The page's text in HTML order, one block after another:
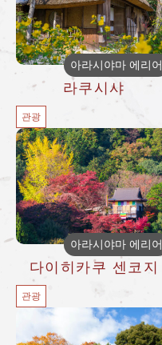
아라시야마 에리어
라쿠시샤
관광
아라시야마 에리어
다이히카쿠 센코지
관광